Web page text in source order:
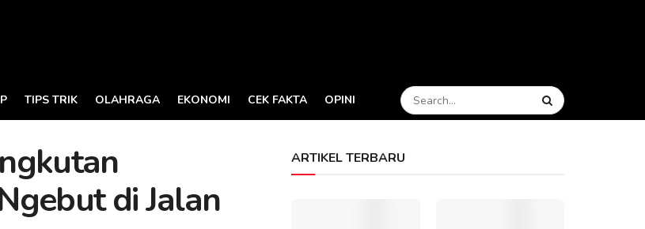
TIPS TRIK OLAHRAGA EKONOMI CEK FAKTA OPINI
di Jalan
ARTIKEL TERBARU